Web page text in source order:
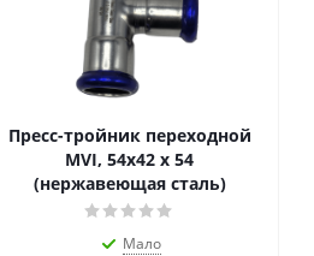
Пресс-тройник переходной
MVI, 54x42 x 54
(нержавеющая сталь)
Мало